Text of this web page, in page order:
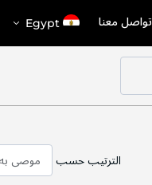
تواصل معنا اختر Egypt
الترتيب حسب